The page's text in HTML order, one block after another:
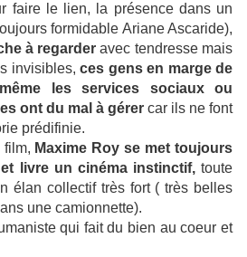
faire le lien, la présence dans un
formidable Ariane Ascaride),
à regarder avec tendresse mais
invisibles, ces gens en marge de
les services sociaux ou
ont du mal à gérer car ils ne font
prédifinie.
film, Maxime Roy se met toujours
livre un cinéma instinctif,toute
élan collectif très fort ( très belles
une camionnette).
qui fait du bien au coeur et